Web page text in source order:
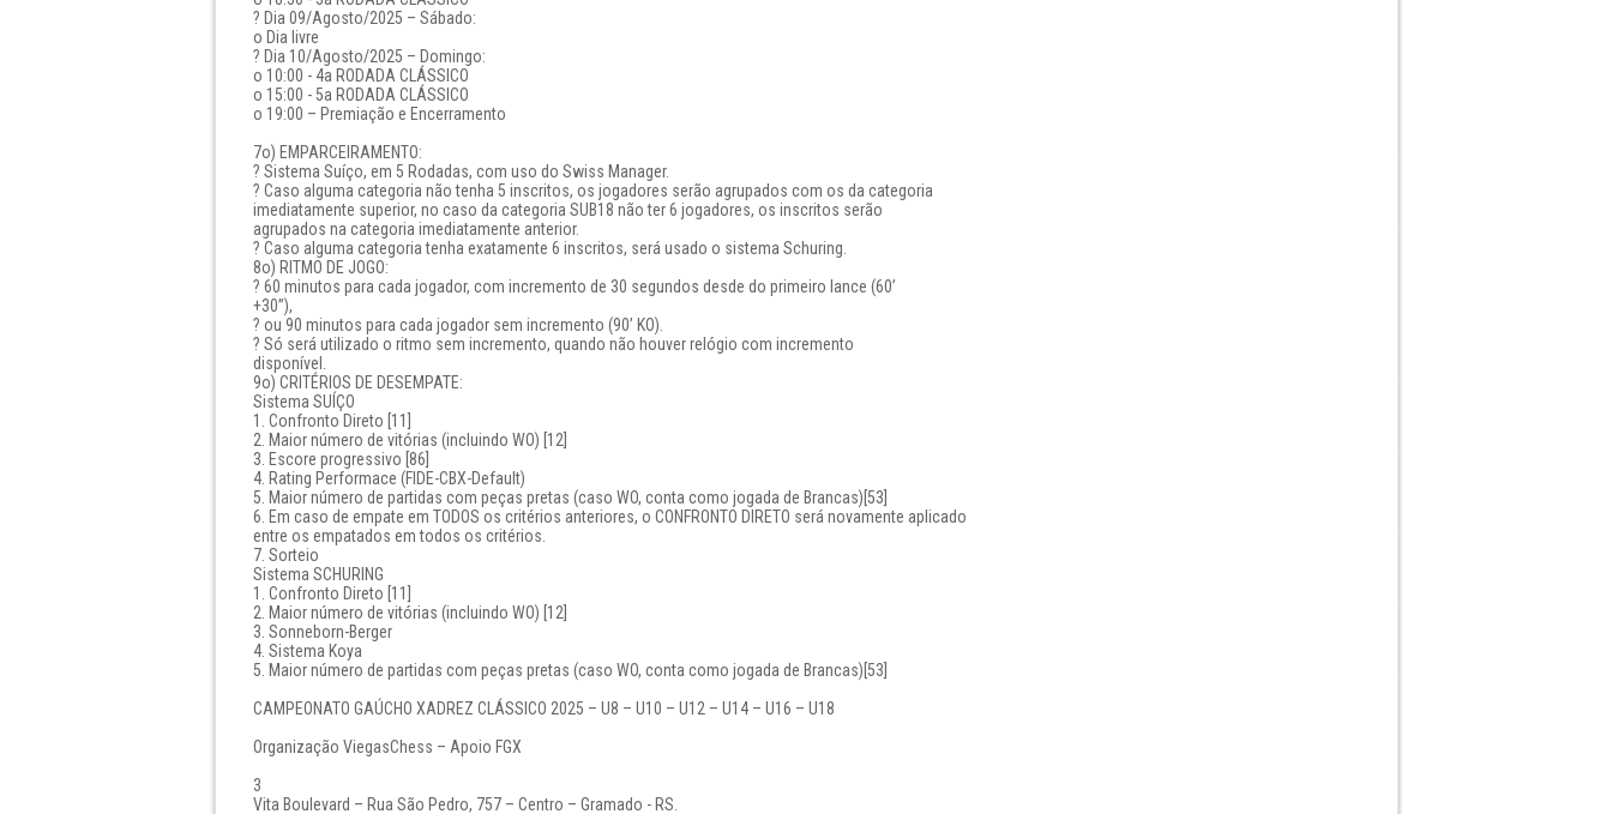
? Dia 09/Agosto/2025 – Sábado:
o Dia livre
? Dia 10/Agosto/2025 – Domingo:
o 10:00 - 4a RODADA CLÁSSICO
o 15:00 - 5a RODADA CLÁSSICO
o 19:00 – Premiação e Encerramento
7o) EMPARCEIRAMENTO:
? Sistema Suíço, em 5 Rodadas, com uso do Swiss Manager.
? Caso alguma categoria não tenha 5 inscritos, os jogadores serão agrupados com os da categoria
imediatamente superior, no caso da categoria SUB18 não ter 6 jogadores, os inscritos serão
agrupados na categoria imediatamente anterior.
? Caso alguma categoria tenha exatamente 6 inscritos, será usado o sistema Schuring.
8o) RITMO DE JOGO:
? 60 minutos para cada jogador, com incremento de 30 segundos desde do primeiro lance (60’
+30”),
? ou 90 minutos para cada jogador sem incremento (90’ KO).
? Só será utilizado o ritmo sem incremento, quando não houver relógio com incremento
disponível.
9o) CRITÉRIOS DE DESEMPATE:
Sistema SUÍÇO
1. Confronto Direto [11]
2. Maior número de vitórias (incluindo WO) [12]
3. Escore progressivo [86]
4. Rating Performace (FIDE-CBX-Default)
5. Maior número de partidas com peças pretas (caso WO, conta como jogada de Brancas)[53]
6. Em caso de empate em TODOS os critérios anteriores, o CONFRONTO DIRETO será novamente aplicado
entre os empatados em todos os critérios.
7. Sorteio
Sistema SCHURING
1. Confronto Direto [11]
2. Maior número de vitórias (incluindo WO) [12]
3. Sonneborn-Berger
4. Sistema Koya
5. Maior número de partidas com peças pretas (caso WO, conta como jogada de Brancas)[53]
CAMPEONATO GAÚCHO XADREZ CLÁSSICO 2025 – U8 – U10 – U12 – U14 – U16 – U18
Organização ViegasChess – Apoio FGX
3
Vita Boulevard – Rua São Pedro, 757 – Centro – Gramado - RS.